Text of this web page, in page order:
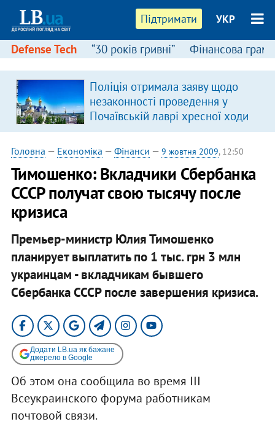
Підтримати УКР
Defense Tech “30 років гривні” Фінансова
Поліція отримала заяву щодо
незаконності проведення у
Почаївській лаврі хресної ходи
Головна — Економіка — Фінанси — 9 жовтня 2009, 12:50
Тимошенко: Вкладчики Сбербанка
СССР получат свою тысячу после
кризиса
Премьер-министр Юлия Тимошенко
планирует выплатить по 1 тыс. грн 3 млн
украинцам - вкладчикам бывшего
Сбербанка СССР после завершения кризиса.
Додати LB.ua як бажане
джерело в Google
Об этом она сообщила во время ІІІ
Всеукраинского форума работникам
почтовой связи.